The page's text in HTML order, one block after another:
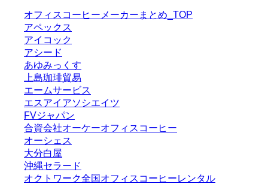
オフィスコーヒーメーカーまとめ_TOP
アペックス
アイコック
アシード
あゆみっくす
上島珈琲貿易
エームサービス
エスアイアソシエイツ
FVジャパン
合資会社オーケーオフィスコーヒー
オーシェス
大分白屋
沖縄セラード
オクトワーク全国オフィスコーヒーレンタル